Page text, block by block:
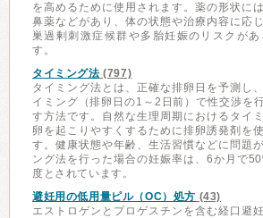
を高めるために使用されます。薬の形状に
鼻薬などがあり、体の状態や治療内容に応
巣過剰刺激症候群や多胎妊娠のリスクが
す。
タイミング法 (797)
タイミング法とは、正確な排卵日を予測し
イミング（排卵日の1～2日前）で性交渉を
す方法です。自然な生理周期におけるタイ
卵を起こりやすくするために排卵誘発剤を
す。健康状態や年齢、生活習慣などに問題
ング法を行った場合の妊娠率は、6か月で
度とされています。
避妊用の低用量ピル（OC）処方 (43)
エストロゲンとプロゲスチンを含む経口避